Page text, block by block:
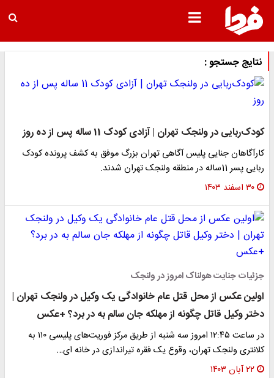
نتایج جستجو :
کودک‌ربایی در ولنجک تهران | آزادی کودک 11 ساله پس از ده روز
کارآگاهان جنایی پلیس آگاهی تهران بزرگ موفق به کشف پرونده کودک
ربایی پسر 11ساله در منطقه ولنجک تهران شدند.
۳۰ اسفند ۱۴۰۳
جزئیات جنایت هولناک امروز در ولنجک
اولین عکس از محل قتل عام خانوادگی یک وکیل در ولنجک تهران |
دختر وکیل قاتل چگونه از مهلکه جان سالم به در برد؟ +عکس
در ساعت ۱۲:۴۵ امروز سه شنبه از طریق مرکز فوریت‌های پلیسی ۱۱۰ به
کلانتری ولنجک تهران، وقوع یک فقره تیراندازی در خانه ای…
۲۲ آبان ۱۴۰۳